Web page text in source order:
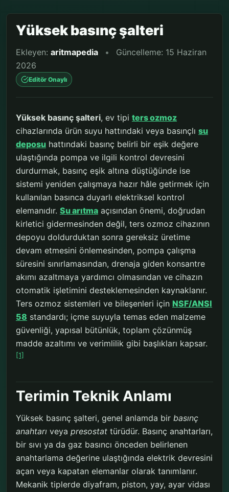
Yüksek basınç şalteri
Ekleyen: aritmapedia •
Güncelleme: 15 Haziran
2026
Editör Onaylı
Yüksek basınç şalteri, ev tipi ters ozmoz
cihazlarında ürün suyu hattındaki veya basınçlı su
deposu hattındaki basınç belirli bir eşik değere
ulaştığında pompa ve ilgili kontrol devresini
durdurmak, basınç eşik altına düştüğünde ise
sistemi yeniden çalışmaya hazır hâle getirmek için
kullanılan basınca duyarlı elektriksel kontrol
elemanıdır. Su arıtma açısından önemi, doğrudan
kirletici gidermesinden değil, ters ozmoz cihazının
depoyu doldurduktan sonra gereksiz üretime
devam etmesini önlemesinden, pompa çalışma
süresini sınırlamasından, drenaja giden konsantre
akımı azaltmaya yardımcı olmasından ve cihazın
otomatik işletimini desteklemesinden kaynaklanır.
Ters ozmoz sistemleri ve bileşenleri için NSF/ANSI
58 standardı; içme suyuyla temas eden malzeme
güvenliği, yapısal bütünlük, toplam çözünmüş
madde azaltımı ve verimlilik gibi başlıkları kapsar.
[1]
Terimin Teknik Anlamı
Yüksek basınç şalteri, genel anlamda bir basınç
anahtarı veya presostat türüdür. Basınç anahtarları,
bir sıvı ya da gaz basıncı önceden belirlenen
anahtarlama değerine ulaştığında elektrik devresini
açan veya kapatan elemanlar olarak tanımlanır.
Mekanik tiplerde diyafram, piston, yay, ayar vidası